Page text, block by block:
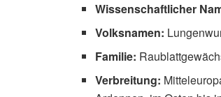
Wissenschaftlicher
Volksnamen:
Familie:
Verbreitung: